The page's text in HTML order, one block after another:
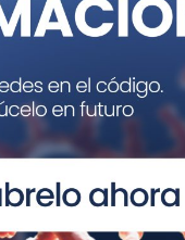
disponibles.
¿Tienes